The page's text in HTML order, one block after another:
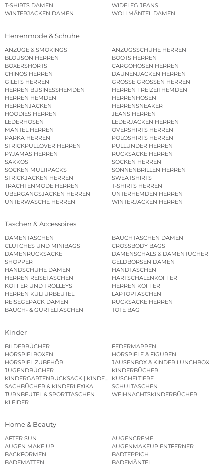
T-SHIRTS DAMEN
WIDELEG JEANS
WINTERJACKEN DAMEN
WOLLMÄNTEL DAMEN
Herrenmode & Schuhe
ANZÜGE & SMOKINGS
ANZUGSSCHUHE HERREN
BLOUSON HERREN
BOOTS HERREN
BOXERSHORTS
CARGOHOSEN HERREN
CHINOS HERREN
DAUNENJACKEN HERREN
GILETS HERREN
GROSSE GRÖSSEN HERREN
HERREN BUSINESSHEMDEN
HERREN FREIZEITHEMDEN
HERREN HEMDEN
HERRENHOSEN
HERRENJACKEN
HERRENSNEAKER
HOODIES HERREN
JEANS HERREN
LEDERHOSEN
LEDERJACKEN HERREN
MÄNTEL HERREN
OVERSHIRTS HERREN
PARKA HERREN
POLOSHIRTS HERREN
STRICKPULLOVER HERREN
PULLUNDER HERREN
PYJAMAS HERREN
RUCKSÄCKE HERREN
SAKKOS
SOCKEN HERREN
SOCKEN MULTIPACKS
SONNENBRILLEN HERREN
STRICKJACKEN HERREN
SWEATSHIRTS
TRACHTENMODE HERREN
T-SHIRTS HERREN
ÜBERGANGSJACKEN HERREN
UNTERHEMDEN HERREN
UNTERWÄSCHE HERREN
WINTERJACKEN HERREN
Taschen & Accessoires
DAMENTASCHEN
BAUCHTASCHEN DAMEN
CLUTCHES UND MINIBAGS
CROSSBODY BAGS
DAMENRUCKSÄCKE
DAMENSCHALS & DAMENTÜCHER
SHOPPER
GELDBÖRSEN DAMEN
HANDSCHUHE DAMEN
HANDTASCHEN
HERREN REISETASCHEN
HARTSCHALENKOFFER
KOFFER UND TROLLEYS
HERREN KOFFER
HERREN KULTURBEUTEL
LAPTOPTASCHEN
REISEGEPÄCK DAMEN
RUCKSÄCKE HERREN
BAUCH- & GÜRTELTASCHEN
TOTE BAG
Kinder
BILDERBÜCHER
FEDERMAPPEN
HÖRSPIELBOXEN
HÖRSPIELE & FIGUREN
HÖRSPIEL ZUBEHÖR
JAUSENBOX & KINDER LUNCHBOX
JUGENDBÜCHER
KINDERBÜCHER
KINDERGARTENRUCKSACK | KINDERGARTENBEUTEL
KUSCHELTIERE
SACHBÜCHER & KINDERLEXIKA
SCHULTASCHEN
TURNBEUTEL & SPORTTASCHEN
WEIHNACHTSKINDERBÜCHER
KLEIDER
Home & Beauty
AFTER SUN
AUGENCREME
AUGEN MAKE UP
AUGENMAKEUP ENTFERNER
BACKFORMEN
BADTEPPICH
BADEMATTEN
BADEMÄNTEL